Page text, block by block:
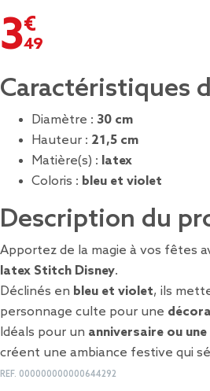
3,49 €
Caractéristiques
Diamètre : 30 cm
Hauteur : 21,5 cm
Matière(s) : latex
Coloris : bleu et violet
Description du
Apportez de la magie à vos fêtes
latex Stitch Disney.
Déclinés en bleu et violet, ils
personnage culte pour une
Idéals pour un anniversaire ou
créent une ambiance festive qui
REF. 000000000000644292